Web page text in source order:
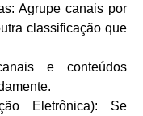
Agrupe canais por
classificação que
e conteúdos
Eletrônica): Se